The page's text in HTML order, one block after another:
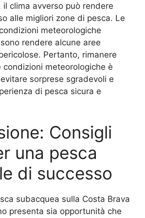
il clima avverso può rendere
alle migliori zone di pesca. Le
meteorologiche
rendere alcune aree
Pertanto, rimanere
condizioni meteorologiche è
sorprese sgradevoli e
di pesca sicura e
Consigli
una pesca
di successo
subacquea sulla Costa Brava
presenta sia opportunità che